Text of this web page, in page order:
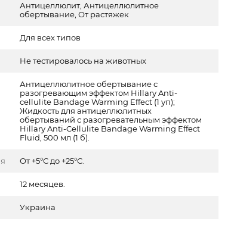
Антицеллюлит, Антицеллюлитное
обертывание, От растяжек
Для всех типов
Не тестировалось на животных
Антицеллюлитное обертывание с
разогревающим эффектом Hillary Anti-
cellulite Bandage Warming Effect (1 уп);
Жидкость для антицеллюлитных
обертываний с разогревательным эффектом
Hillary Anti-Cellulite Bandage Warming Effect
Fluid, 500 мл (1 б).
От +5°С до +25°С.
12 месяцев.
Украина